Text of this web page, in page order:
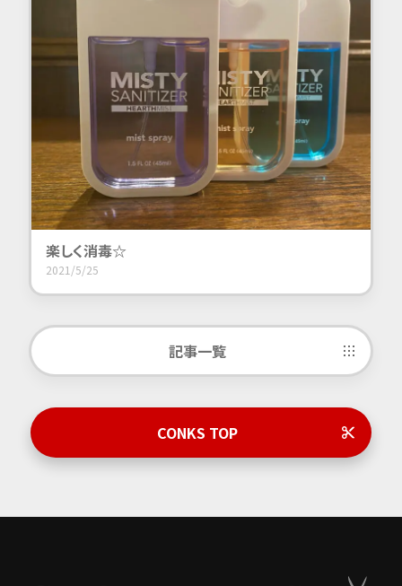
楽しく消毒☆
2021/5/25
記事一覧
CONKS TOP